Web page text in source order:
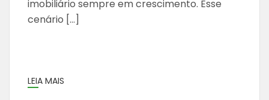
imobiliário sempre em crescimento. Esse
cenário […]
LEIA MAIS